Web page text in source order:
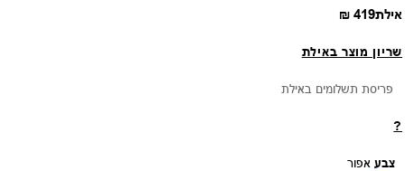
אילתמחיר רגיל
419 ₪
שריון מוצר באילת
פריסת תשלומים באילת
?
צבע אפור